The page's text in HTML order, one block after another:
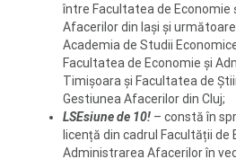
între Facultatea de Economie
Afacerilor din Iași și
Academia de Studii
Facultatea de Economie și
Timișoara și Facultatea de
Gestiunea Afacerilor din Cluj;
LSEsiune de 10! – constă în
licență din cadrul Facultății de
Administrarea Afacerilor în